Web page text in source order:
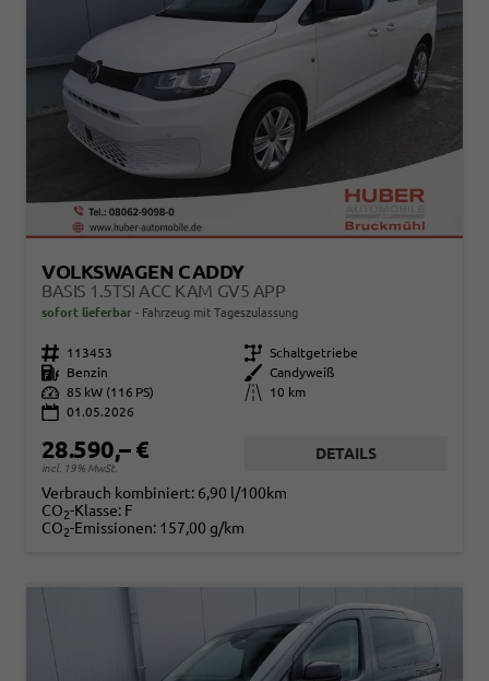
VOLKSWAGEN CADDY
BASIS 1.5TSI ACC KAM GV5 APP
sofort lieferbar Fahrzeug mit Tageszulassung
Fahrzeugnr. 113453 Getriebe Schaltgetriebe
Kraftstoff
Benzin Außenfarbe
Candyweiß
Leistung 85 kW (116 PS) Kilometerstand
10 km
01.05.2026
28.590,– €
incl. 19% MwSt.
DETAILS
Verbrauch kombiniert: 6,90 l/100km
CO2-Klasse: F
CO2-Emissionen: 157,00 g/km